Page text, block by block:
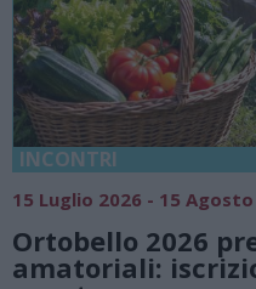
18 Luglio 2026 - 15
Vivi l’estate
natura e
Lago di